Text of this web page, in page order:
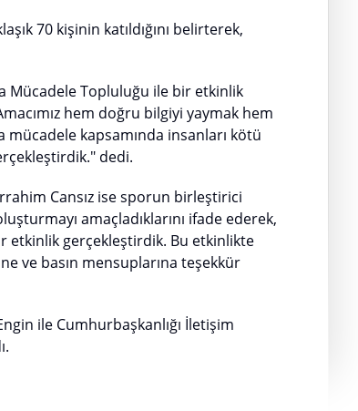
70 kişinin katıldığını belirterek,
Mücadele Topluluğu ile bir etkinlik
hem doğru bilgiyi yaymak hem
mücadele kapsamında insanları kötü
dedi.
Cansız ise sporun birleştirici
amaçladıklarını ifade ederek,
etkinlik gerçekleştirdik. Bu etkinlikte
ve basın mensuplarına teşekkür
ile Cumhurbaşkanlığı İletişim